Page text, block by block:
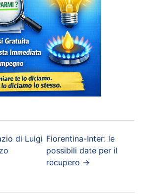
di Luigi Fiorentina-Inter: le
possibili date per il
recupero →